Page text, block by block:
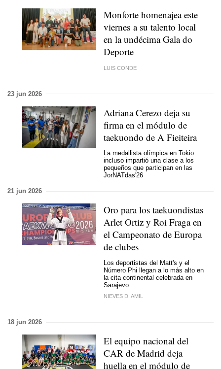
Monforte homenajea este
viernes a su talento local
en la undécima Gala do
Deporte
LUIS CONDE
23 jun 2026
Adriana Cerezo deja su
firma en el módulo de
taekuondo de A Fieiteira
La medallista olímpica en Tokio
incluso impartió una clase a los
pequeños que participan en las
JorNATdas'26
21 jun 2026
Oro para los taekuondistas
Arlet Ortiz y Roi Fraga en
el Campeonato de Europa
de clubes
Los deportistas del Matt's y el
Número Phi llegan a lo más alto en
la cita continental celebrada en
Sarajevo
NIEVES D. AMIL
18 jun 2026
El equipo nacional del
CAR de Madrid deja
huella en el módulo de